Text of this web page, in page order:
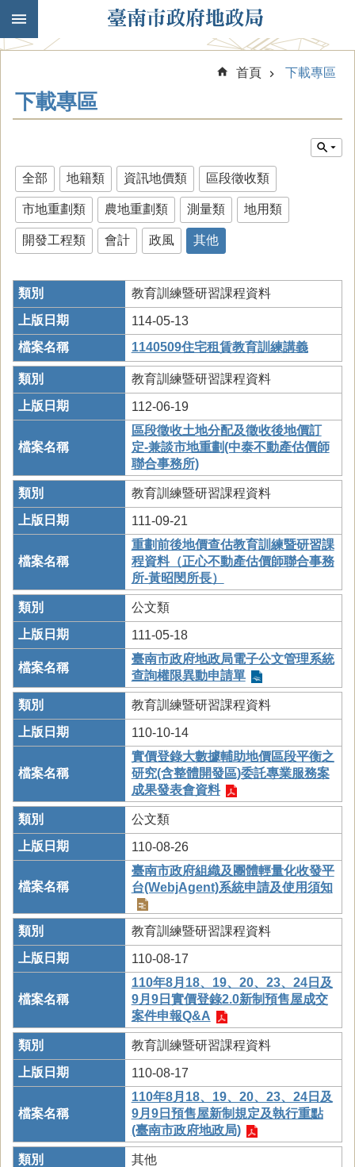
跳到主要內容區塊
首頁 下載專區
下載專區
全部 地籍類 資訊地價類 區段徵收類
市地重劃類 農地重劃類 測量類 地用類
開發工程類 會計 政風 其他
教育訓練暨研習課程資料
114-05-13
1140509住宅租賃教育訓練講義
教育訓練暨研習課程資料
112-06-19
區段徵收土地分配及徵收後地價訂
定-兼談市地重劃(中泰不動產估價師
聯合事務所)
教育訓練暨研習課程資料
111-09-21
重劃前後地價查估教育訓練暨研習課
程資料（正心不動產估價師聯合事務
所-黃昭閔所長）
公文類
111-05-18
臺南市政府地政局電子公文管理系統
查詢權限異動申請單
教育訓練暨研習課程資料
110-10-14
實價登錄大數據輔助地價區段平衡之
研究(含整體開發區)委託專業服務案
成果發表會資料
公文類
110-08-26
臺南市政府組織及團體輕量化收發平
台(WebjAgent)系統申請及使用須知
教育訓練暨研習課程資料
110-08-17
110年8月18、19、20、23、24日及
9月9日實價登錄2.0新制預售屋成交
案件申報Q&A
教育訓練暨研習課程資料
110-08-17
110年8月18、19、20、23、24日及
9月9日預售屋新制規定及執行重點
(臺南市政府地政局)
其他